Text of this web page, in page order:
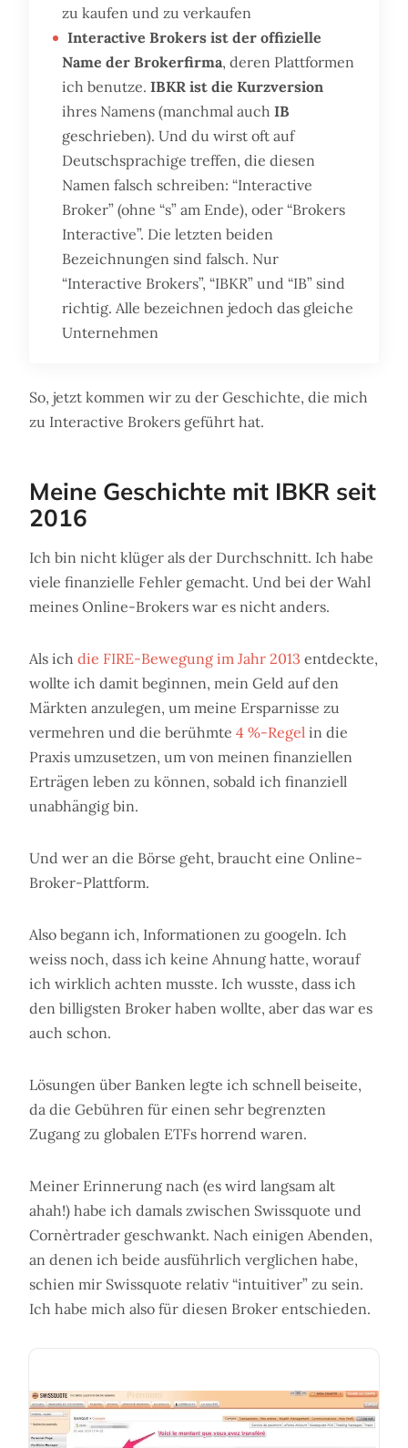
zu kaufen und zu verkaufen
Interactive Brokers ist der offizielle
Name der Brokerfirma, deren Plattformen
ich benutze. IBKR ist die Kurzversion
ihres Namens (manchmal auch IB
geschrieben). Und du wirst oft auf
Deutschsprachige treffen, die diesen
Namen falsch schreiben: “Interactive
Broker” (ohne “s” am Ende), oder “Brokers
Interactive”. Die letzten beiden
Bezeichnungen sind falsch. Nur
“Interactive Brokers”, “IBKR” und “IB” sind
richtig. Alle bezeichnen jedoch das gleiche
Unternehmen
So, jetzt kommen wir zu der Geschichte, die mich
zu Interactive Brokers geführt hat.
Meine Geschichte mit IBKR seit
2016
Ich bin nicht klüger als der Durchschnitt. Ich habe
viele finanzielle Fehler gemacht. Und bei der Wahl
meines Online-Brokers war es nicht anders.
Als ich die FIRE-Bewegung im Jahr 2013 entdeckte,
wollte ich damit beginnen, mein Geld auf den
Märkten anzulegen, um meine Ersparnisse zu
vermehren und die berühmte 4 %-Regel in die
Praxis umzusetzen, um von meinen finanziellen
Erträgen leben zu können, sobald ich finanziell
unabhängig bin.
Und wer an die Börse geht, braucht eine Online-
Broker-Plattform.
Also begann ich, Informationen zu googeln. Ich
weiss noch, dass ich keine Ahnung hatte, worauf
ich wirklich achten musste. Ich wusste, dass ich
den billigsten Broker haben wollte, aber das war es
auch schon.
Lösungen über Banken legte ich schnell beiseite,
da die Gebühren für einen sehr begrenzten
Zugang zu globalen ETFs horrend waren.
Meiner Erinnerung nach (es wird langsam alt
ahah!) habe ich damals zwischen Swissquote und
Cornèrtrader geschwankt. Nach einigen Abenden,
an denen ich beide ausführlich verglichen habe,
schien mir Swissquote relativ “intuitiver” zu sein.
Ich habe mich also für diesen Broker entschieden.